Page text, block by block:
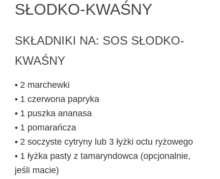
SŁODKO-KWAŚNY
SKŁADNIKI NA: SOS SŁODKO-
KWAŚNY
• 2 marchewki
• 1 czerwona papryka
• 1 puszka ananasa
• 1 pomarańcza
• 2 soczyste cytryny lub 3 łyżki octu ryżowego
• 1 łyżka pasty z tamaryndowca (opcjonalnie,
jeśli macie)